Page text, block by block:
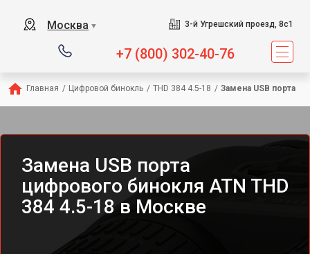
Москва ▼ 3-й Угрешский проезд, 8с1
+7 (800) 302-40-76
Главная / Цифровой бинокль / THD 384 4.5-18 / Замена USB порта
Замена USB порта
цифрового бинокля ATN THD
384 4.5-18 в Москве